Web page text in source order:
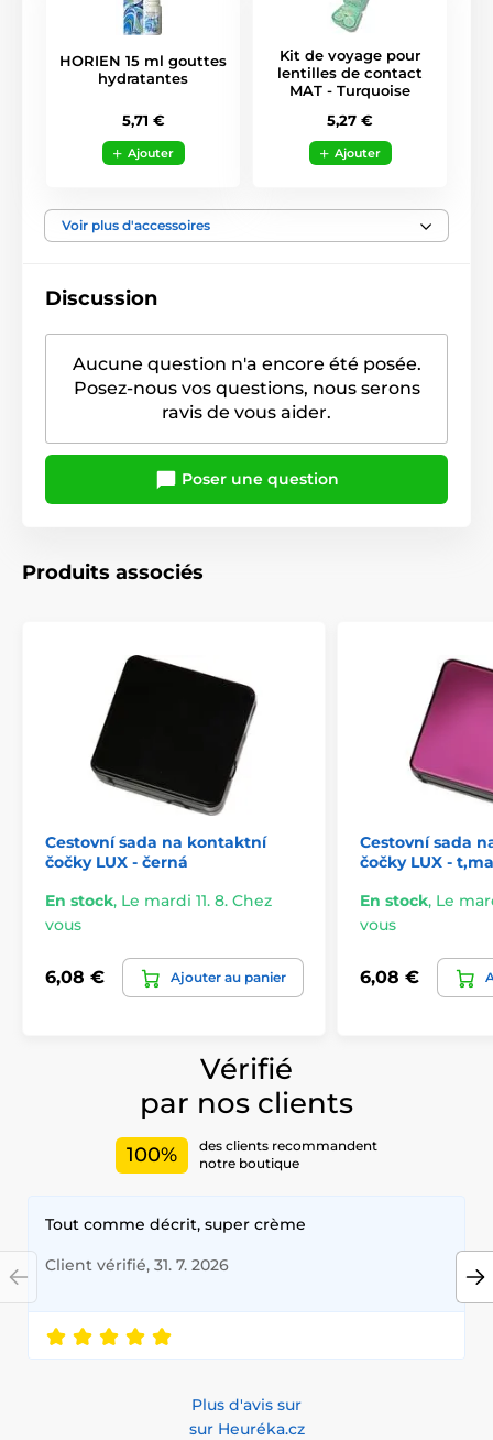
HORIEN 15 ml gouttes
hydratantes
5,71 €
Ajouter
Kit de voyage pour
lentilles de contact
MAT - Turquoise
5,27 €
Ajouter
Voir plus d'accessoires
Discussion
Aucune question n'a encore été posée.
Posez-nous vos questions, nous serons
ravis de vous aider.
Poser une question
Produits associés
Cestovní sada na kontaktní
čočky LUX - černá
En stock, Le mardi 11. 8. Chez
vous
6,08 € Ajouter au panier
Cestovní sada
čočky LUX -
En stock, Le
vous
6,08 €
Vérifié
par nos clients
100%
des clients recommandent
notre boutique
Tout comme décrit, super crème
Client vérifié, 31. 7. 2026
Plus d'avis sur
sur Heuréka.cz